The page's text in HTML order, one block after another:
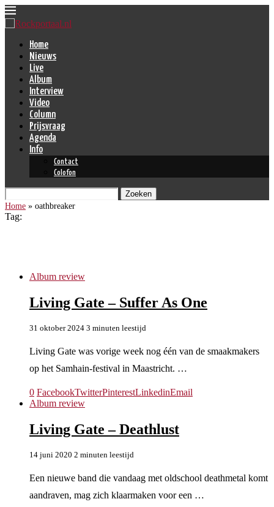
Home
Nieuws
Live
Album
Interview
Video
Column
Prijsvraag
Agenda
Info
Contact
Colofon
Zoeken
Home » oathbreaker
Tag:
Album review
Living Gate – Suffer As One
31 oktober 2024 3 minuten leestijd
Living Gate was vorige week nog één van de smaakmakers
op het Samhain-festival in Maastricht. …
0 FacebookTwitterPinterestLinkedinEmail
Album review
Living Gate – Deathlust
14 juni 2020 2 minuten leestijd
Een nieuwe band die vandaag met oldschool deathmetal komt
aandraven, mag zich klaarmaken voor een …